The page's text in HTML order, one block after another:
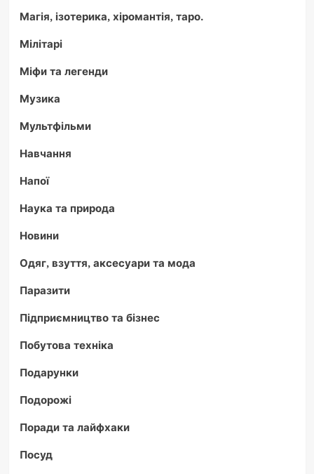
Магія, ізотерика, хіромантія, таро.
Мілітарі
Міфи та легенди
Музика
Мультфільми
Навчання
Напої
Наука та природа
Новини
Одяг, взуття, аксесуари та мода
Паразити
Підприємництво та бізнес
Побутова техніка
Подарунки
Подорожі
Поради та лайфхаки
Посуд